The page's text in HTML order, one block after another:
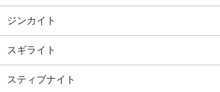
ジンカイト
スギライト
スティブナイト